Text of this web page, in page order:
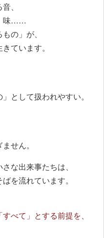
、
味……
の」が、
ています。
として扱われやすい。
せん。
な出来事たちは、
を流れています。
べて」とする前提を、